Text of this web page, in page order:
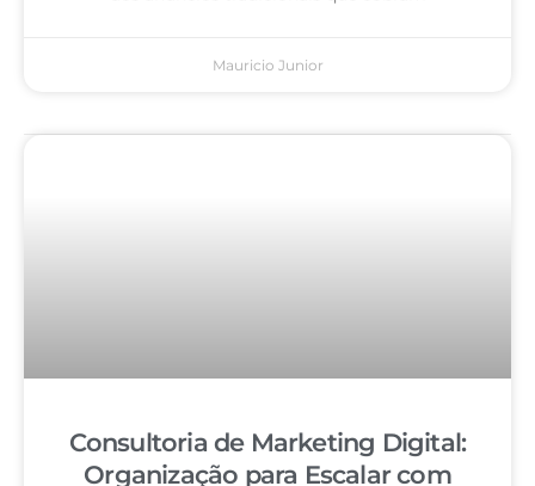
Mauricio Junior
Consultoria de Marketing Digital:
Organização para Escalar com